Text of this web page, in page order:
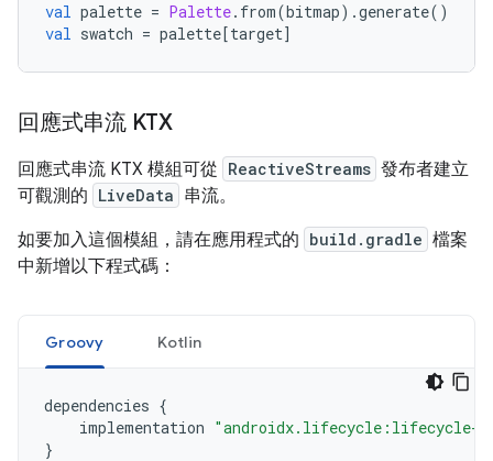
val palette = Palette. from(bitmap).generate()
val swatch = palette[target]
回應式串流 KTX
回應式串流 KTX 模組可從 ReactiveStreams 發布者建立
可觀測的 LiveData 串流。
如要加入這個模組，請在應用程式的 build.gradle 檔案
中新增以下程式碼：
Groovy Kotlin
dependencies {
implementation "androidx.lifecycle:lifecycle-
}